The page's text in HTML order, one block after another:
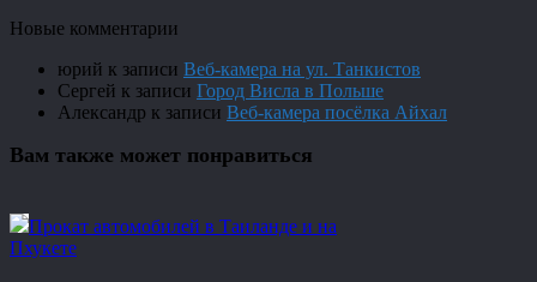
Новые комментарии
юрий к записи Веб-камера на ул. Танкистов
Сергей к записи Город Висла в Польше
Александр к записи Веб-камера посёлка Айхал
Вам также может понравиться
Прокат автомобилей в Таиланде и на
Пхукете